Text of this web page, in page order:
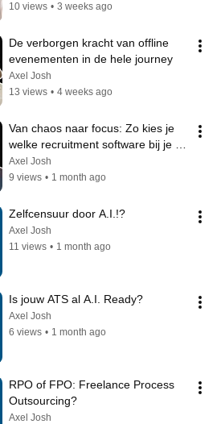
10 views • 3 weeks ago
De verborgen kracht van offline
evenementen in de hele journey
Axel Josh
13 views • 4 weeks ago
Van chaos naar focus: Zo kies je
welke recruitment software bij je
past.
Axel Josh
9 views • 1 month ago
Zelfcensuur door A.I.!?
Axel Josh
11 views • 1 month ago
Is jouw ATS al A.I. Ready?
Axel Josh
6 views • 1 month ago
RPO of FPO: Freelance Process
Outsourcing?
Axel Josh